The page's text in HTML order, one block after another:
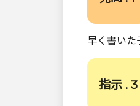
早く書いた
指示 . 3